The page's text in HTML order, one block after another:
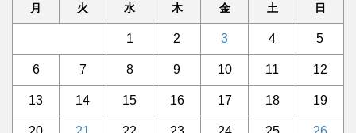
月 火 水 木 金 土 日
1 2 3 4 5
6 7 8 9 10 11 12
13 14 15 16 17 18 19